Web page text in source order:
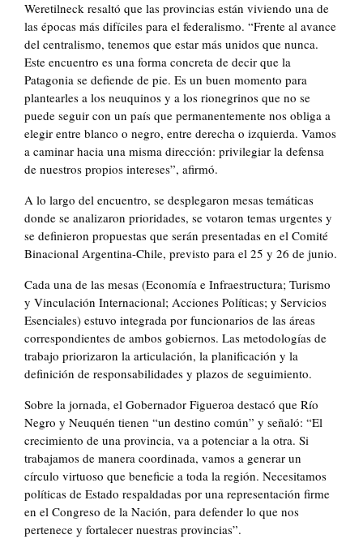
Weretilneck resaltó que las provincias están viviendo una de
las épocas más difíciles para el federalismo. “Frente al avance
del centralismo, tenemos que estar más unidos que nunca.
Este encuentro es una forma concreta de decir que la
Patagonia se defiende de pie. Es un buen momento para
plantearles a los neuquinos y a los rionegrinos que no se
puede seguir con un país que permanentemente nos obliga a
elegir entre blanco o negro, entre derecha o izquierda. Vamos
a caminar hacia una misma dirección: privilegiar la defensa
de nuestros propios intereses”, afirmó.
A lo largo del encuentro, se desplegaron mesas temáticas
donde se analizaron prioridades, se votaron temas urgentes y
se definieron propuestas que serán presentadas en el Comité
Binacional Argentina-Chile, previsto para el 25 y 26 de junio.
Cada una de las mesas (Economía e Infraestructura; Turismo
y Vinculación Internacional; Acciones Políticas; y Servicios
Esenciales) estuvo integrada por funcionarios de las áreas
correspondientes de ambos gobiernos. Las metodologías de
trabajo priorizaron la articulación, la planificación y la
definición de responsabilidades y plazos de seguimiento.
Sobre la jornada, el Gobernador Figueroa destacó que Río
Negro y Neuquén tienen “un destino común” y señaló: “El
crecimiento de una provincia, va a potenciar a la otra. Si
trabajamos de manera coordinada, vamos a generar un
círculo virtuoso que beneficie a toda la región. Necesitamos
políticas de Estado respaldadas por una representación firme
en el Congreso de la Nación, para defender lo que nos
pertenece y fortalecer nuestras provincias”.